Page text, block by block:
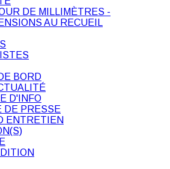
DE MILLIMÈTRES -
AU RECUEIL
BORD
D'INFO
DE PRESSE
ENTRETIEN